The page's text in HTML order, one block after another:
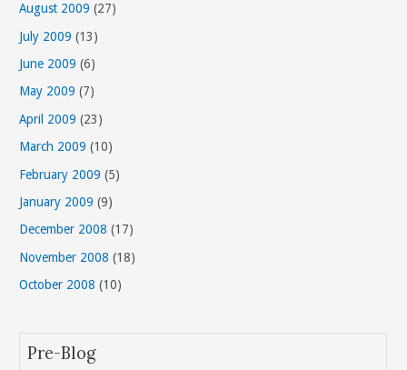
August 2009 (27)
July 2009 (13)
June 2009 (6)
May 2009 (7)
April 2009 (23)
March 2009 (10)
February 2009 (5)
January 2009 (9)
December 2008 (17)
November 2008 (18)
October 2008 (10)
Pre-Blog